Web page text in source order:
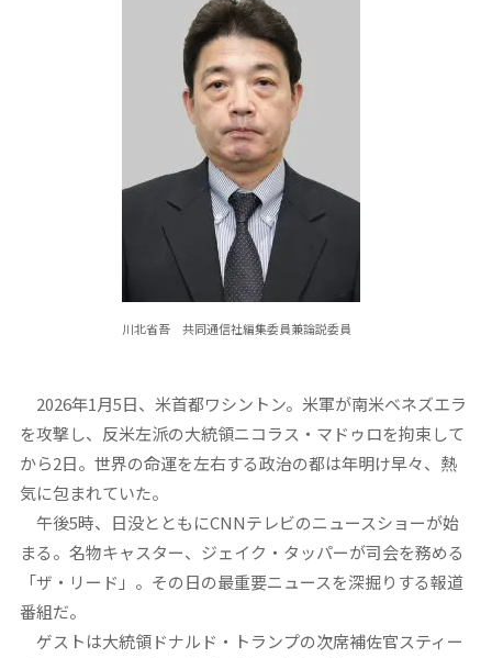
川北省吾 共同通信社編集委員兼論説委員
2026年1月5日、米首都ワシントン。米軍が南米ベネズエラ
を攻撃し、反米左派の大統領ニコラス・マドゥロを拘束して
から2日。世界の命運を左右する政治の都は年明け早々、熱
気に包まれていた。
午後5時、日没とともにCNNテレビのニュースショーが始
まる。名物キャスター、ジェイク・タッパーが司会を務める
「ザ・リード」。その日の最重要ニュースを深掘りする報道
番組だ。
ゲストは大統領ドナルド・トランプの次席補佐官スティー